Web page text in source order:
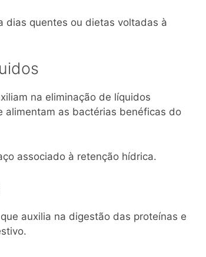
dias quentes ou dietas voltadas à
na eliminação de líquidos
alimentam as bactérias benéficas do
associado à retenção hídrica.
auxilia na digestão das proteínas e